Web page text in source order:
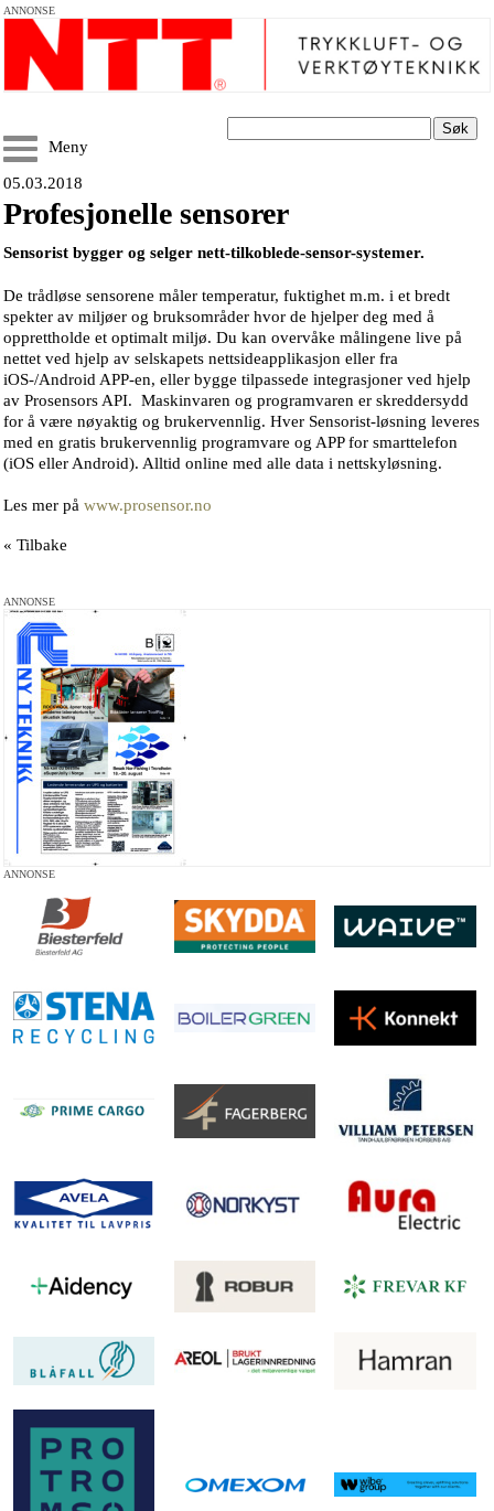
ANNONSE
Søk
Meny
05.03.2018
Profesjonelle sensorer
Sensorist bygger og selger nett-tilkoblede-sensor-systemer.
De trådløse sensorene måler temperatur, fuktighet m.m. i et bredt
spekter av miljøer og bruksområder hvor de hjelper deg med å
opprettholde et optimalt miljø. Du kan overvåke målingene live på
nettet ved hjelp av selskapets nettsideapplikasjon eller fra
iOS-/Android APP-en, eller bygge tilpassede integrasjoner ved hjelp
av Prosensors API. Maskinvaren og programvaren er skreddersydd
for å være nøyaktig og brukervennlig. Hver Sensorist-løsning leveres
med en gratis brukervennlig programvare og APP for smarttelefon
(iOS eller Android). Alltid online med alle data i nettskyløsning.
Les mer på www.prosensor.no
« Tilbake
ANNONSE
ANNONSE